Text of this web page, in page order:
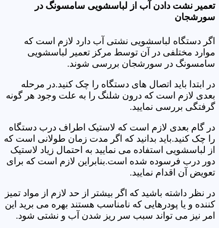
تعمیر نشت دادن آب از لباسشویی سامسونگ در
سورشجان
اگر دستگاه لباسشویی نشتی آب دارد لازم است که
موارد مختلفی در آن توسط مرکز تعمیر لباسشویی
سامسونگ در سورشجان بررسی شوند.
در ابتدا باید اتصال های دستگاه را چک کنید.در مرحله
بعدی لازم است که درون شلنگ را به علت وجود هر گونه
گرفتگی بررسی نمایید.
در گام بعدی لازم است که لاستیک اطراف درب دستگاه
را چک کنید.باید بدانید که اگر مدت زمان طولانی است که
از لباسشویی استفاده می نمایید به احتمال زیاد لاستیک
دور درب فرسوده شده است.بنابراین لازم است که برای
تعویض آن اقدام نمایید.
در نظر داشته باشید که اگر بیشتر از حد لازم از مواد تمیز
کننده و یا پودرهایی که نامناسب هستند بهره می برید این
امر نیز می تواند سبب سر ریز شدن آب و نشتی شود.